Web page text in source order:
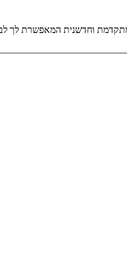
וחדשנית המאפשרת לך